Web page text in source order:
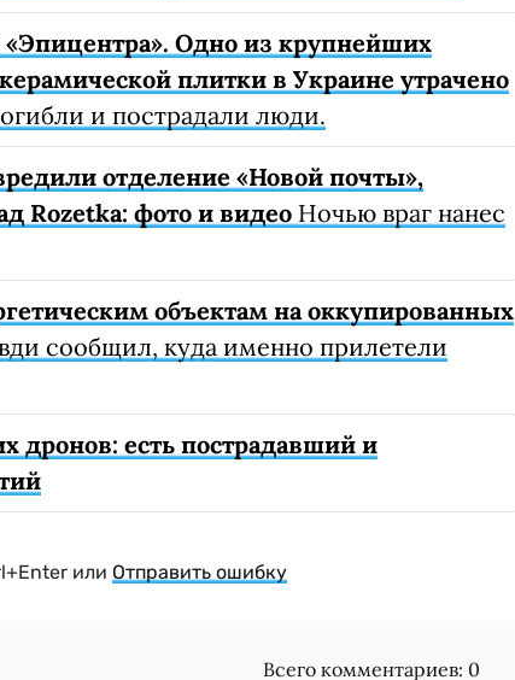
Одно из крупнейших
плитки в Украине утрачено
и пострадали люди.
отделение «Новой почты»,
Rozetka: фото и видео Ночью враг нанес
объектам на оккупированных
сообщил, куда именно прилетели
дронов: есть пострадавший и
или Отправить ошибку
Всего комментариев: 0